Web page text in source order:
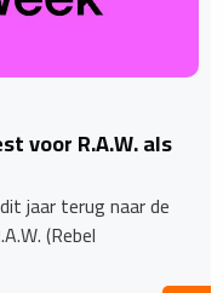
voor R.A.W. als
jaar terug naar de
(Rebel